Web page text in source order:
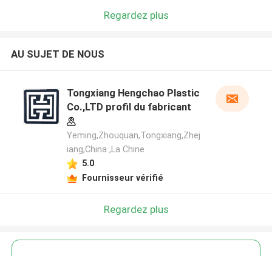
Regardez plus
AU SUJET DE NOUS
Tongxiang Hengchao Plastic
Co.,LTD profil du fabricant
Yeming,Zhouquan,Tongxiang,Zhej
iang,China ,La Chine
5.0
Fournisseur vérifié
Regardez plus